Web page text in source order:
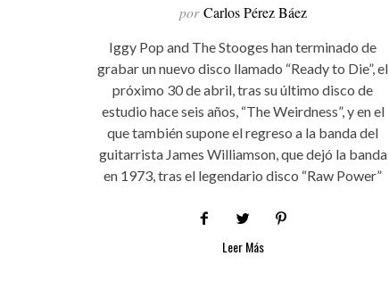
por Carlos Pérez Báez
Iggy Pop and The Stooges han terminado de
grabar un nuevo disco llamado “Ready to Die”, el
próximo 30 de abril, tras su último disco de
estudio hace seis años, “The Weirdness”, y en el
que también supone el regreso a la banda del
guitarrista James Williamson, que dejó la banda
en 1973, tras el legendario disco “Raw Power”
Leer Más